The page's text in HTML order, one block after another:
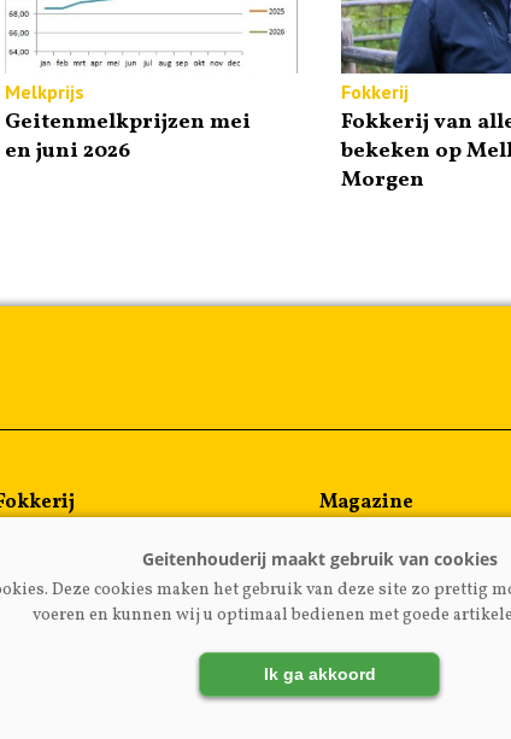
Melkprijs
Geitenmelkprijzen mei
en juni 2026
Fokkerij
Fokkerij van
bekeken op
Morgen
Algemeen
Melkprijzen
Magazine
Deze cookies maken het gebruik van deze site zo
voeren en kunnen wij u optimaal bedienen met goede
Ik ga akkoord